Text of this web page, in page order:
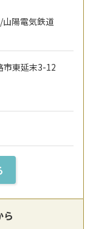
山陽電気鉄道
市東延末3-12
ら